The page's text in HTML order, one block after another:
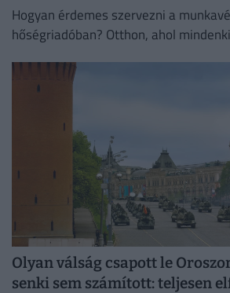
Hogyan érdemes szervezni a
hőségriadóban? Otthon, ahol
irodaházban, ahol a hűtés központilag
Olyan válság csapott le
senki sem számított: teljesen